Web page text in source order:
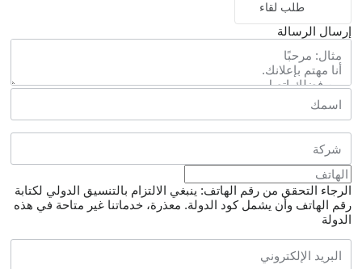
طلب لقاء
إرسال الرسالة
الرجاء التحقق من رقم الهاتف: ينبغي الالتزام بالتنسيق الدولي لكتابة
رقم الهاتف وأن يشمل كود الدولة. معذرة، خدماتنا غير متاحة في هذه
الدولة